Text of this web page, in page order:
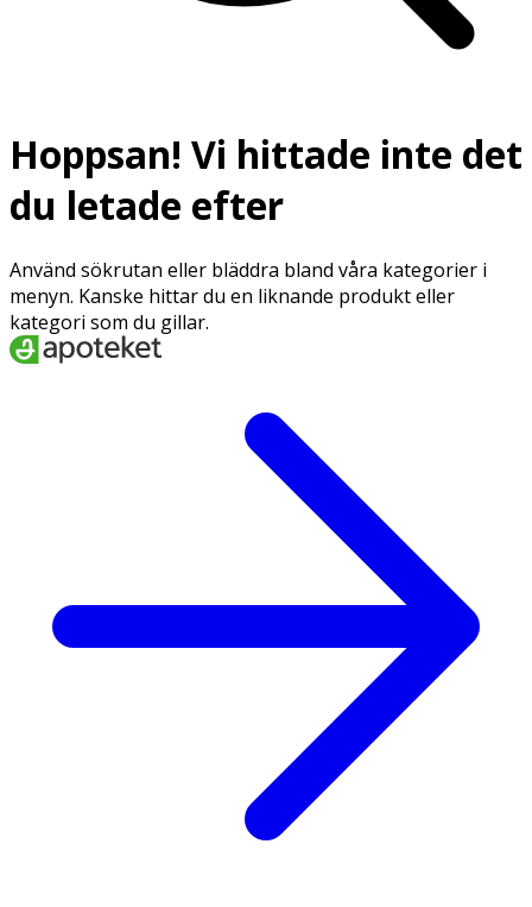
Hoppsan! Vi hittade inte det
du letade efter
Använd sökrutan eller bläddra bland våra kategorier i
menyn. Kanske hittar du en liknande produkt eller
kategori som du gillar.